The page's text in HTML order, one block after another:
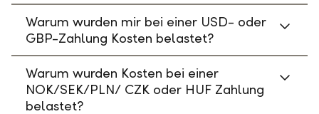
Warum wurden mir bei einer USD- oder
GBP-Zahlung Kosten belastet?
Warum wurden Kosten bei einer
NOK/SEK/PLN/ CZK oder HUF Zahlung
belastet?